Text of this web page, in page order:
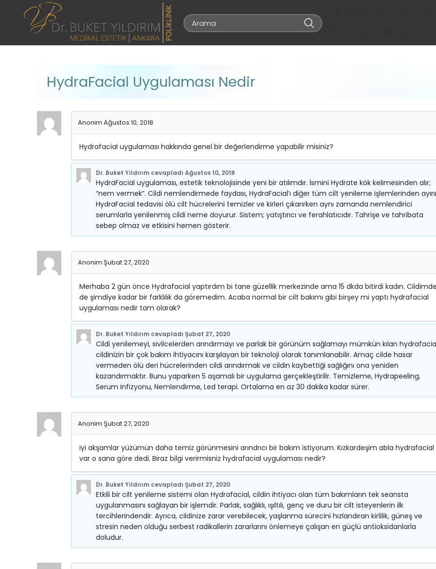
HydraFacial Uygulaması Nedir
Anonim Ağustos 10, 2018
Hydrafacial uygulaması hakkında genel bir değerlendirme yapabilir misiniz?
Dr. Buket Yıldırım cevapladı Ağustos 10, 2018
HydraFacial uygulaması, estetik teknolojisinde yeni bir atılımdır. İsmini Hydrate kök kelimesinden alır;
“nem vermek”. Cildi nemlendirmede faydası, HydraFacial’ı diğer tüm cilt yenileme işlemlerinden
HydraFacial tedavisi ölü cilt hücrelerini temizler ve kirleri çıkarırken aynı zamanda nemlendirici
serumlarla yenilenmiş cildi neme doyurur. Sistem; yatıştırıcı ve ferahlatıcıdır. Tahrişe ve tahribata
sebep olmaz ve etkisini hemen gösterir.
Anonim Şubat 27, 2020
Merhaba 2 gün önce Hydrafacial yaptırdım bi tane güzellik merkezinde ama 15 dkda bitirdi kadın.
de şimdiye kadar bir farklılık da göremedim. Acaba normal bir cilt bakımı gibi birşey mi yaptı hydrafacial
uygulaması nedir tam olarak?
Dr. Buket Yıldırım cevapladı Şubat 27, 2020
Cildi yenilemeyi, sivilcelerden arındırmayı ve parlak bir görünüm sağlamayı mümkün kılan
cildinizin bir çok bakım ihtiyacını karşılayan bir teknoloji olarak tanımlanabilir. Amaç cilde hasar
vermeden ölü deri hücrelerinden cildi arındırmak ve cildin kaybettiği sağlığını ona yeniden
kazandırmaktır. Bunu yaparken 5 aşamalı bir uygulama gerçekleştirilir. Temizleme, Hydrapeeling,
Serum infizyonu, Nemlendirme, Led terapi. Ortalama en az 30 dakika kadar sürer.
Anonim Şubat 27, 2020
iyi akşamlar yüzümün daha temiz görünmesini arındrıcı bir bakım istiyorum. Kızkardeşim abla hydrafacial
var o sana göre dedi. Biraz bilgi verirmisniz hydrafacial uygulaması nedir?
Dr. Buket Yıldırım cevapladı Şubat 27, 2020
Etkili bir cilt yenileme sistemi olan Hydrafacial, cildin ihtiyacı olan tüm bakımların tek seansta
uygulanmasını sağlayan bir işlemdir. Parlak, sağlıklı, ışıltılı, genç ve duru bir cilt isteyenlerin ilk
tercihlerindendir. Ayrıca, cildinize zarar verebilecek, yaşlanma sürecini hızlandıran kirlilik, güneş ve
stresin neden olduğu serbest radikallerin zararlarını önlemeye çalışan en güçlü antioksidanlarla
doludur.